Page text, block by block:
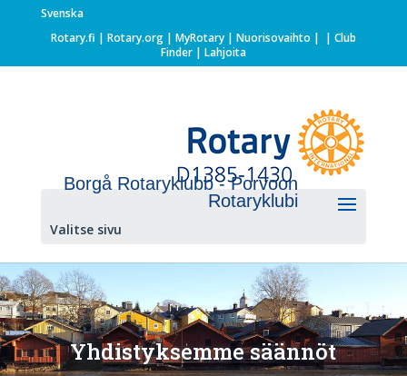
Svenska
Rotary.fi | Rotary.org| MyRotary | Nuorisovaihto | | Club
Finder| Lahjoita
Borgå Rotaryklubb - Porvoon
Rotaryklubi
Valitse sivu
Yhdistyksemme säännöt